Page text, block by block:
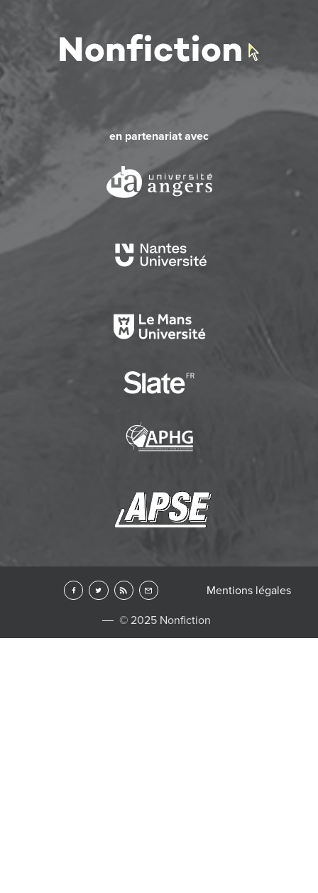
en partenariat avec
© 2025 Nonfiction
Mentions légales